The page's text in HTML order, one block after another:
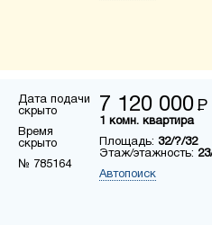
Дата подачи
скрыто
Время
скрыто
№ 785164
7 120 000 Р
1 комн. квартира
Площадь: 32/?/32
Этаж/этажность:
Автопоиск